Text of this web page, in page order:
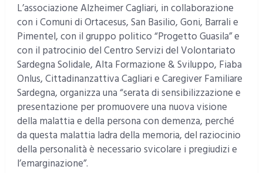
L’associazione Alzheimer Cagliari, in collaborazione
con i Comuni di Ortacesus, San Basilio, Goni, Barrali e
Pimentel, con il gruppo politico “Progetto Guasila” e
con il patrocinio del Centro Servizi del Volontariato
Sardegna Solidale, Alta Formazione & Sviluppo, Fiaba
Onlus, Cittadinanzattiva Cagliari e Caregiver Familiare
Sardegna, organizza una “serata di sensibilizzazione e
presentazione per promuovere una nuova visione
della malattia e della persona con demenza, perché
da questa malattia ladra della memoria, del raziocinio
della personalità è necessario svicolare i pregiudizi e
l’emarginazione”.